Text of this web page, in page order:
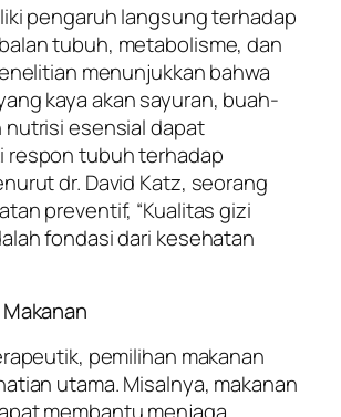
pengaruh langsung terhadap
tubuh, metabolisme, dan
menunjukkan bahwa
kaya akan sayuran, buah-
nutrisi esensial dapat
respon tubuh terhadap
dr. David Katz, seorang
preventif, “Kualitas gizi
fondasi dari kesehatan
pemilihan makanan
utama. Misalnya, makanan